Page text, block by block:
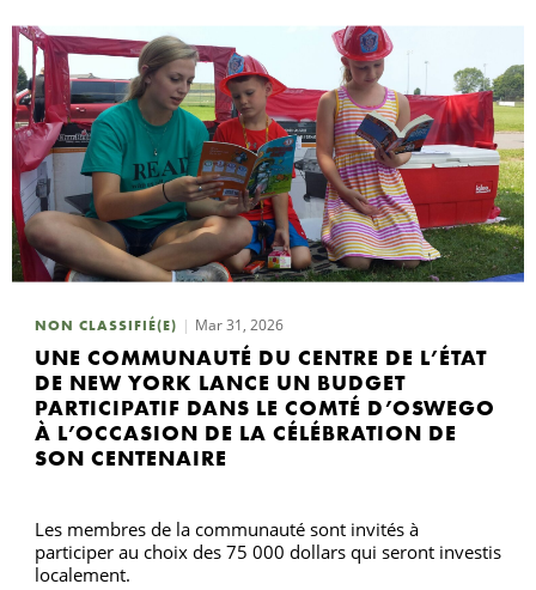
NON CLASSIFIÉ(E) Mar 31, 2026
UNE COMMUNAUTÉ DU CENTRE DE L’ÉTAT
DE NEW YORK LANCE UN BUDGET
PARTICIPATIF DANS LE COMTÉ D’OSWEGO
À L’OCCASION DE LA CÉLÉBRATION DE
SON CENTENAIRE
Les membres de la communauté sont invités à
participer au choix des 75 000 dollars qui seront investis
localement.